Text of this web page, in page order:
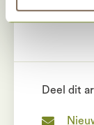
Deel dit